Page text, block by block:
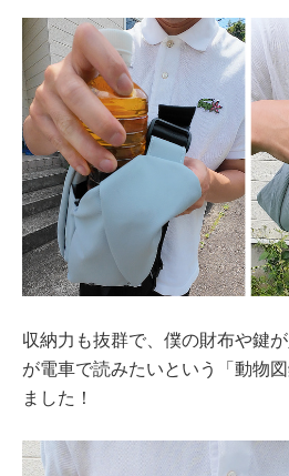
収納力も抜群で、僕の財布や鍵
が電車で読みたいという「動物
ました！